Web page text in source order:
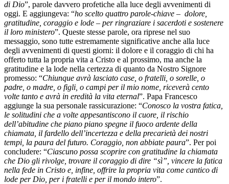
di Dio”, parole davvero profetiche alla luce degli avvenimenti di
oggi. E aggiungeva: “ho scelto quattro parole-chiave – dolore,
gratitudine, coraggio e lode – per ringraziare i sacerdoti e sostenere
il loro ministero”. Queste stesse parole, ora riprese nel suo
messaggio, sono tutte estremamente significative anche alla luce
degli avvenimenti di questi giorni: il dolore e il coraggio di chi ha
offerto tutta la propria vita a Cristo e al prossimo, ma anche la
gratitudine e la lode nella certezza di quanto da Nostro Signore
promesso: “Chiunque avrà lasciato case, o fratelli, o sorelle, o
padre, o madre, o figli, o campi per il mio nome, riceverà cento
volte tanto e avrà in eredità la vita eternal”. Papa Francesco
aggiunge la sua personale rassicurazione: “Conosco la vostra fatica,
le solitudini che a volte appesantiscono il cuore, il rischio
dell’abitudine che piano piano spegne il fuoco ardente della
chiamata, il fardello dell’incertezza e della precarietà dei nostri
tempi, la paura del futuro. Coraggio, non abbiate paura”. Per poi
concludere: “Ciascuno possa scoprire con gratitudine la chiamata
che Dio gli rivolge, trovare il coraggio di dire “sì”, vincere la fatica
nella fede in Cristo e, infine, offrire la propria vita come cantico di
lode per Dio, per i fratelli e per il mondo intero”.